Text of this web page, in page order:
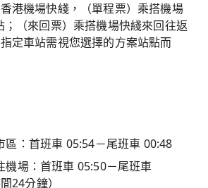
港機場快綫，（單程票）乘搭機場
（來回票）乘搭機場快綫來回往返
定車站需視您選擇的方案站點而
區：首班車 05:54－尾班車 00:48
機場：首班車 05:50－尾班車
24分鐘）